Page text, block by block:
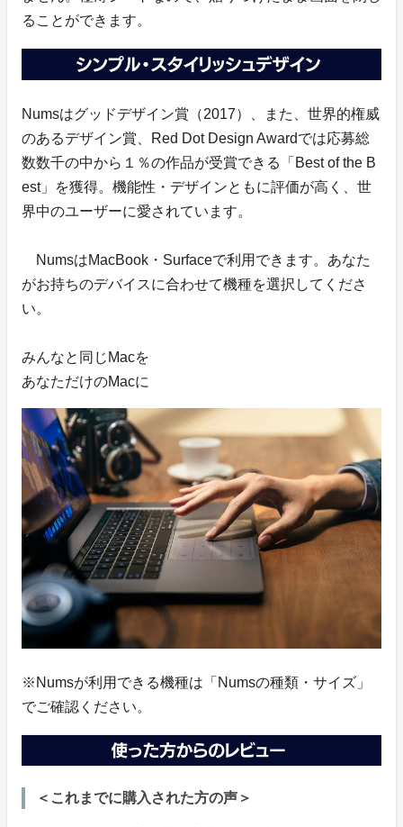
ることができます。
Numsはグッドデザイン賞（2017）、また、世界的権威
のあるデザイン賞、Red Dot Design Awardでは応募総
数数千の中から１％の作品が受賞できる「Best of the B
est」を獲得。機能性・デザインともに評価が高く、世
界中のユーザーに愛されています。
NumsはMacBook・Surfaceで利用できます。あなた
がお持ちのデバイスに合わせて機種を選択してくださ
い。
みんなと同じMacを
あなただけのMacに
※Numsが利用できる機種は「Numsの種類・サイズ」
でご確認ください。
＜これまでに購入された方の声＞